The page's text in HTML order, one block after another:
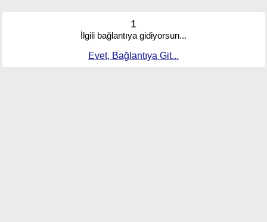
1
İlgili bağlantıya gidiyorsun...
Evet, Bağlantıya Git...